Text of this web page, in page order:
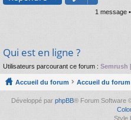
1 message
Qui est en ligne ?
Utilisateurs parcourant ce forum : Semrush
Accueil du forum Accueil du forum
Développé par phpBB® Forum Software
Style